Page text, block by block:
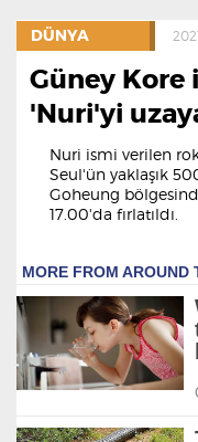
DÜNYA
Güney
'Nuri'yi
Nuri ismi verilen
Seul'ün yaklaşık
Goheung
17.00'da fırlatıldı.